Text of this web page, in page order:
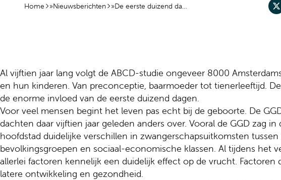
Home »Nieuwsberichten » De eerste duizend dagen
Al vijftien jaar lang volgt de ABCD-studie ongeveer 8000
en hun kinderen. Van preconceptie, baarmoeder tot tienerleeftijd.
de enorme invloed van de eerste duizend dagen.
Voor veel mensen begint het leven pas echt bij de geboorte. De
dachten daar vijftien jaar geleden anders over. Vooral de GGD zag in
hoofdstad duidelijke verschillen in zwangerschapsuitkomsten
bevolkingsgroepen en sociaal-economische klassen. Al tijdens het
allerlei factoren kennelijk een duidelijk effect op de vrucht. Factoren
latere ontwikkeling en gezondheid.